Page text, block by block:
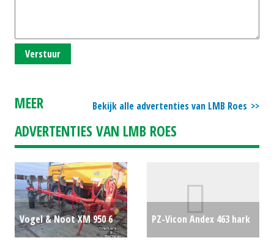
Verstuur
Bekijk alle advertenties van LMB Roes
MEER
ADVERTENTIES VAN LMB ROES
Vogel & Noot XM 950 6
PZ-Vicon Andex 463 hark